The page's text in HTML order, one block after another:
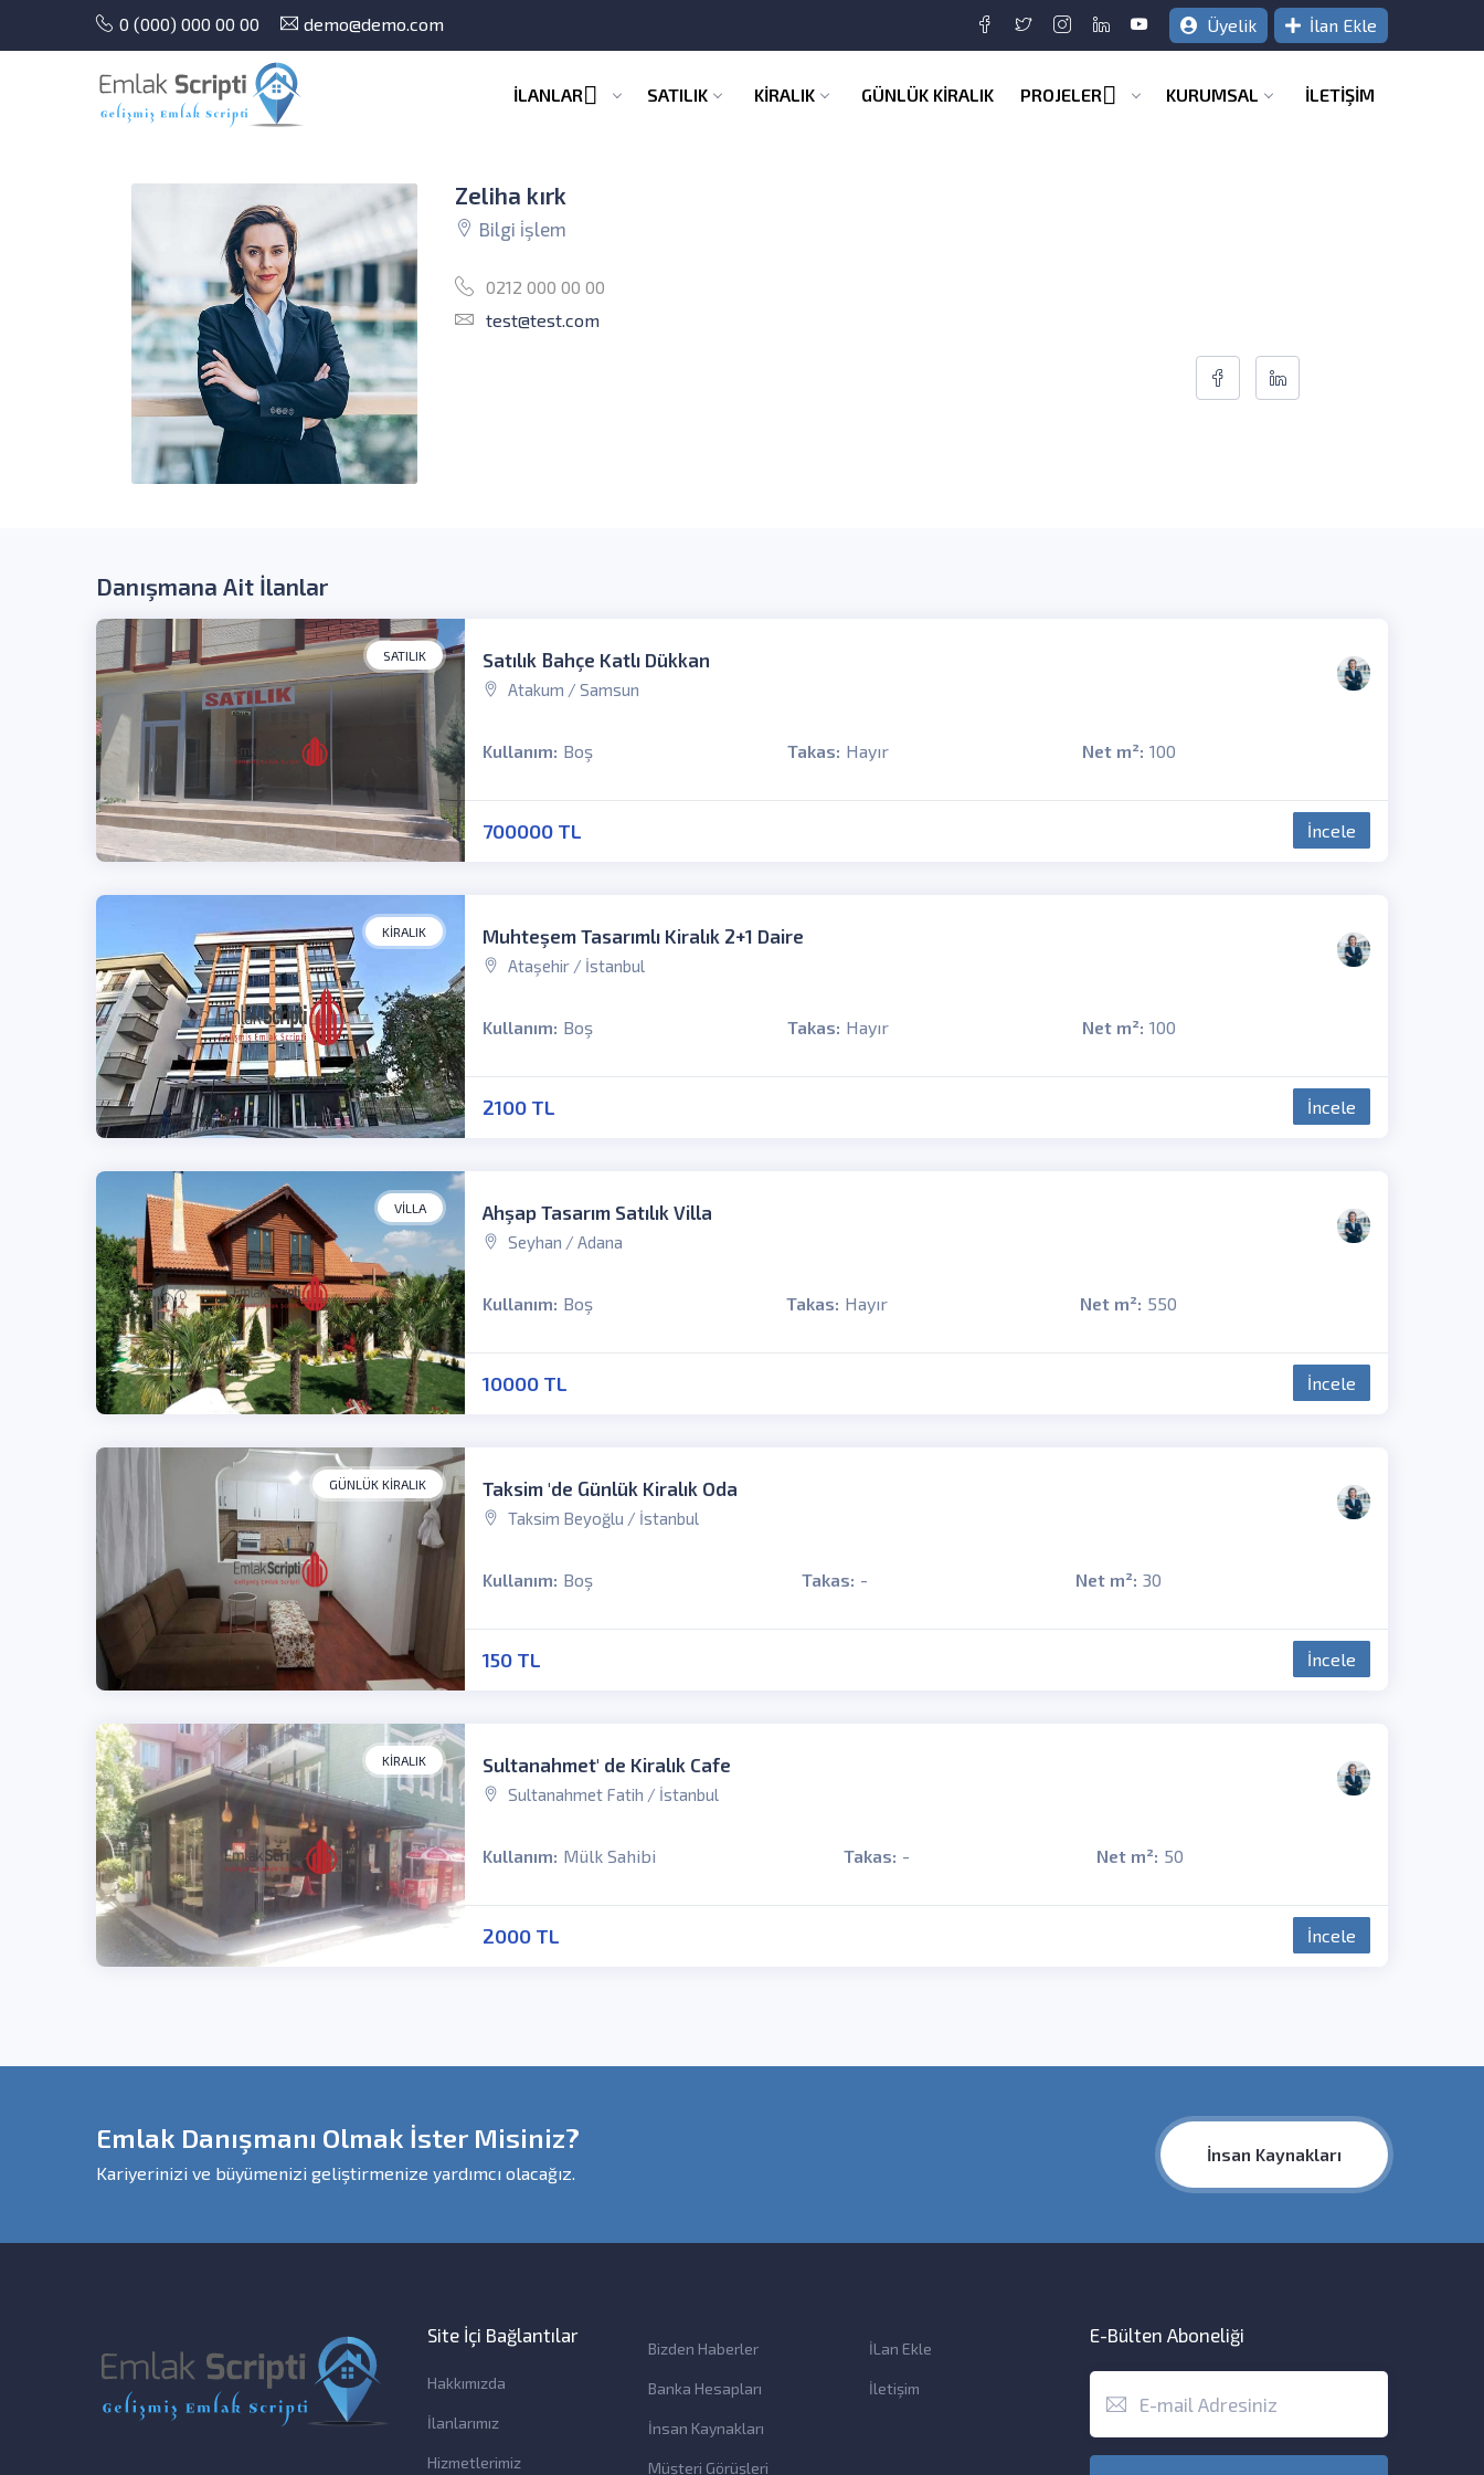
0 (000) 000 00 00 demo@demo.com Üyelik İlan Ekle
İLANLAR SATILIK KİRALIK GÜNLÜK KİRALIK PROJELER KURUMSAL İLETİŞİM
Zeliha kırk
Bilgi i̇şlem
0212 000 00 00
test@test.com
Danışmana Ait İlanlar
SATILIK Satılık Bahçe Katlı Dükkan
Atakum / Samsun
Kullanım: Boş Takas: Hayır Net m²: 100
700000 TL İncele
KIRALIK Muhteşem Tasarımlı Kiralık 2+1 Daire
Ataşehir / İstanbul
Kullanım: Boş Takas: Hayır Net m²: 100
2100 TL İncele
VILLA Ahşap Tasarım Satılık Villa
Seyhan / Adana
Kullanım: Boş Takas: Hayır Net m²: 550
10000 TL İncele
GÜNLÜK KIRALIK Taksim 'de Günlük Kiralık Oda
Taksim Beyoğlu / İstanbul
Kullanım: Boş Takas: - Net m²: 30
150 TL İncele
KIRALIK Sultanahmet' de Kiralık Cafe
Sultanahmet Fatih / İstanbul
Kullanım: Mülk Sahibi Takas: - Net m²: 50
2000 TL İncele
Emlak Danışmanı Olmak İster Misiniz?
Kariyerinizi ve büyümenizi geliştirmenize yardımcı olacağız.
İnsan Kaynakları
Site İçi Bağlantılar
Hakkımızda
İlanlarımız
Hizmetlerimiz
Bizden Haberler
Banka Hesapları
İnsan Kaynakları
Müşteri Görüşleri
İLan Ekle
İletişim
E-Bülten Aboneliği